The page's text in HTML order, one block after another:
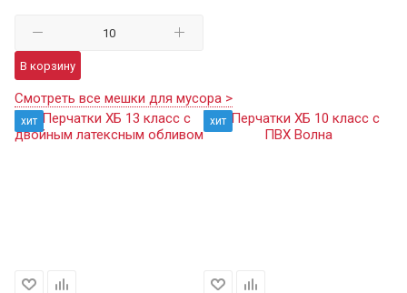
В корзину
Смотреть все мешки для мусора >
хит хит